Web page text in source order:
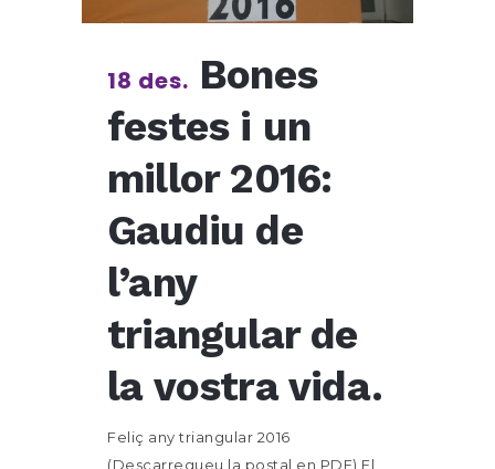
18 des. Bones
festes i un
millor 2016:
Gaudiu de
l’any
triangular de
la vostra vida.
Feliç any triangular 2016
(Descarregueu la postal en PDF) El